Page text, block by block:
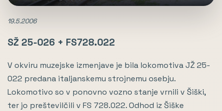
19.5.2006
SŽ 25-026 + FS728.022
V okviru muzejske izmenjave je bila lokomotiva JŽ 25-
022 predana italjanskemu strojnemu osebju.
Lokomotivo so v ponovno vozno stanje vrnili v Šiški,
ter jo preštevilčili v FS 728.022. Odhod iz Šiške